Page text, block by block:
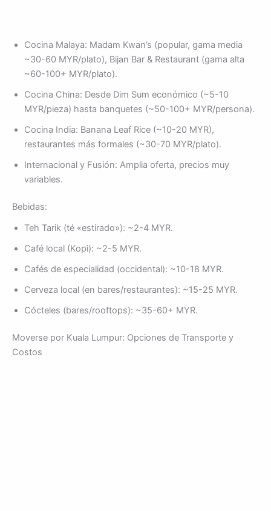
Cocina Malaya: Madam Kwan’s (popular, gama media
~30-60 MYR/plato), Bijan Bar & Restaurant (gama alta
~60-100+ MYR/plato).
Cocina China: Desde Dim Sum económico (~5-10
MYR/pieza) hasta banquetes (~50-100+ MYR/persona).
Cocina India: Banana Leaf Rice (~10-20 MYR),
restaurantes más formales (~30-70 MYR/plato).
Internacional y Fusión: Amplia oferta, precios muy
variables.
Bebidas:
Teh Tarik (té «estirado»): ~2-4 MYR.
Café local (Kopi): ~2-5 MYR.
Cafés de especialidad (occidental): ~10-18 MYR.
Cerveza local (en bares/restaurantes): ~15-25 MYR.
Cócteles (bares/rooftops): ~35-60+ MYR.
Moverse por Kuala Lumpur: Opciones de Transporte y
Costos